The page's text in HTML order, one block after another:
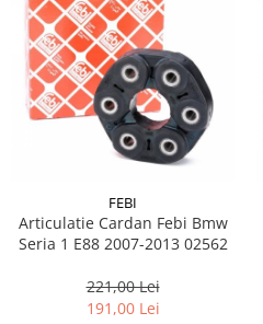
FEBI
Articulatie Cardan Febi Bmw
Seria 1 E88 2007-2013 02562
221,00 Lei
191,00 Lei